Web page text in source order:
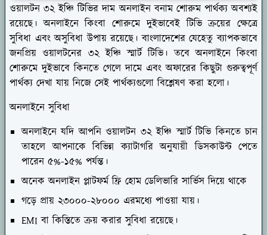
ওয়ালটন ৩২ ইঞ্চি টিভির দাম অনলাইন বনাম শোরুম পার্থক্য অবশ্যই
রয়েছে। অনলাইনে কিংবা শোরুমে দুইভাবেই টিভি ক্রয়ের ক্ষেত্রে
সুবিধা এবং অসুবিধা উপায় রয়েছে। বাংলাদেশের যেহেতু ব্যাপকভাবে
জনপ্রিয় ওয়ালটনের ৩২ ইঞ্চি স্মার্ট টিভি। তবে অনলাইনে কিংবা
শোরুমে দুইভাবে কিনতে গেলে দামে এবং অফারের কিছুটা গুরুত্বপূর্ণ
পার্থক্য দেখা যায় নিজে সেই পার্থক্যগুলো বিশ্লেষণ করা হলো।
অনলাইনে সুবিধা
অনলাইনে যদি আপনি ওয়ালটন ৩২ ইঞ্চি স্মার্ট টিভি কিনতে চান
তাহলে আপনাকে বিভিন্ন ক্যাটাগরি অনুযায়ী ডিসকাউন্ট পেতে
পারেন ৫%-১৫% পর্যন্ত।
অনেক অনলাইন প্লাটফর্ম ফ্রি হোম ডেলিভারি সার্ভিস দিয়ে থাকে
গড়ে প্রায় ২৩০০০-২৮০০০ এরমধ্যে পাওয়া যায়।
EMI বা কিস্তিতে ক্রয় করার সুবিধা রয়েছে।